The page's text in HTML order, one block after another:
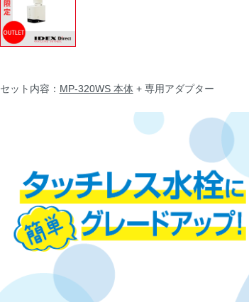
セット内容： MP-320WS 本体+ 専用アダプター